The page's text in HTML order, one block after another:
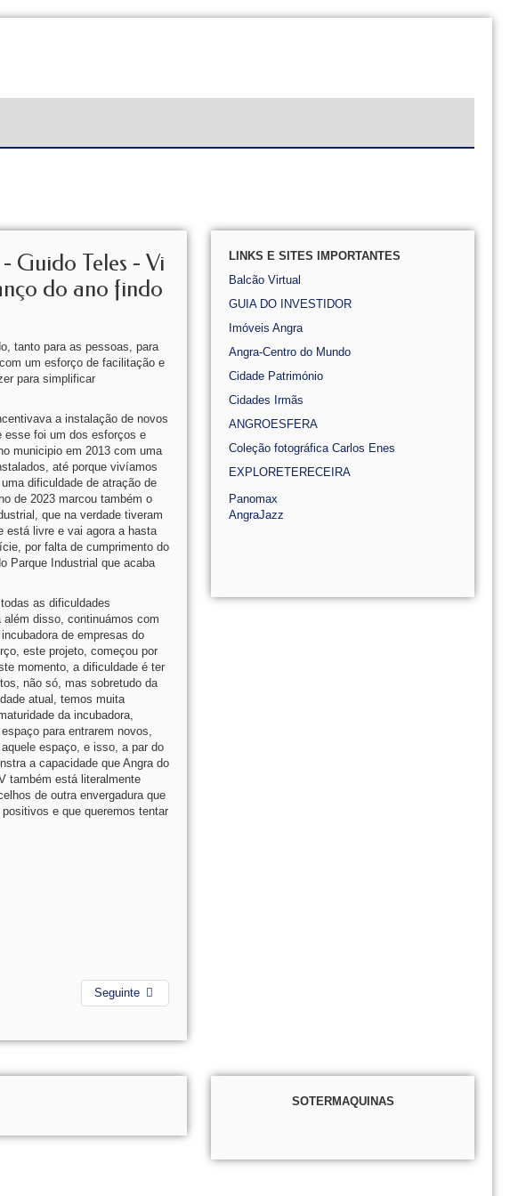
Guido Teles - Vi
do ano findo
tanto para as pessoas, para
um esforço de facilitação e
para simplificar
a instalação de novos
esse foi um dos esforços e
municipio em 2013 com uma
até porque vivíamos
dificuldade de atração de
de 2023 marcou também o
que na verdade tiveram
está livre e vai agora a hasta
por falta de cumprimento do
Parque Industrial que acaba
as dificuldades
disso, continuámos com
de empresas do
este projeto, começou por
momento, a dificuldade é ter
não só, mas sobretudo da
atual, temos muita
da incubadora,
para entrarem novos,
espaço, e isso, a par do
a capacidade que Angra do
também está literalmente
de outra envergadura que
e que queremos tentar
Seguinte
LINKS E SITES IMPORTANTES
Balcão Virtual
GUIA DO INVESTIDOR
Imóveis Angra
Angra-Centro do Mundo
Cidade Património
Cidades Irmãs
ANGROESFERA
Coleção fotográfica Carlos Enes
EXPLORETERECEIRA
Panomax
AngraJazz
SOTERMAQUINAS